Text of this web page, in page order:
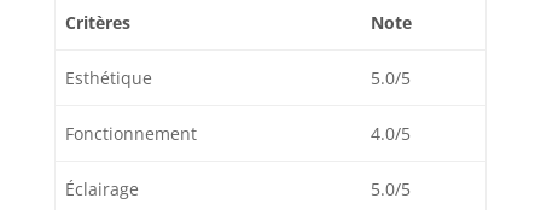
Critères Note
Esthétique 5.0/5
Fonctionnement 4.0/5
Éclairage 5.0/5